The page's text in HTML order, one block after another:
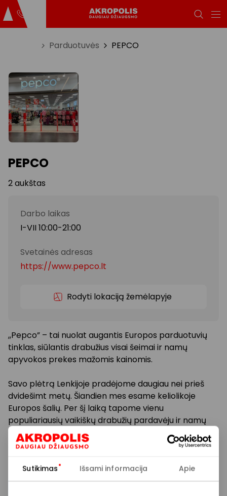
Sutikimas Išsami informacija Apie
Parduotuvės PEPCO
PEPCO
2 aukštas
Darbo laikas
I-VII 10:00-21:00
Svetainės adresas
https://www.pepco.lt
Rodyti lokaciją žemėlapyje
,,Pepco” – tai nuolat augantis Europos parduotuvių
tinklas, siūlantis drabužius visai šeimai ir namų
apyvokos prekes mažomis kainomis.
Savo plėtrą Lenkijoje pradėjome daugiau nei prieš
dvidešimt metų. Šiandien mes esame keliolikoje
Europos šalių. Per šį laiką tapome vienu
populiariausių vaikiškų drabužių pardavėju ir namų
prekių lyderiu. Už savo sėkmę esame dėkingi mūsų
žmonėms ir jų atsidavimui.
Rinkis, kas geriausia tau ir tavo šeimai! Gera kokybė
už prieinamą kainą – tai „Pepco” nuostata, kurios